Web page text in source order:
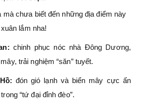
mà chưa biết đến những địa điểm này
lắm nha!
chinh phục nóc nhà Đông Dương,
trải nghiệm “săn” tuyết.
đón gió lạnh và biển mây cực ấn
“tứ đại đỉnh đèo”.